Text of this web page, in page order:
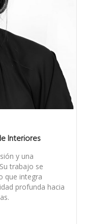
Interiores
y una
trabajo se
que integra
profunda hacia